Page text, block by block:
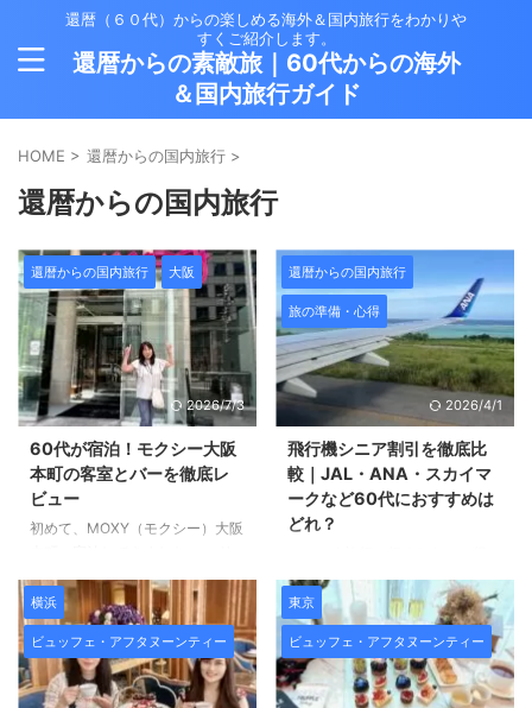
還暦（６０代）からの楽しめる海外＆国内旅行をわかりや
すくご紹介します。
還暦からの素敵旅｜60代からの海外
＆国内旅行ガイド
HOME > 還暦からの国内旅行 >
還暦からの国内旅行
還暦からの国内旅行 大阪
2026/7/3
60代が宿泊！モクシー大阪
本町の客室とバーを徹底レ
ビュー
初めて、MOXY（モクシー）大阪
オットボンヴォイプレミアムカー
ドを持っているので マリオット
系列のホテルに宿泊することが多
いのですが、 今回初めてのモク
シー！ モクシーホテルはマリオ
ット系列の中でも 新しくカジュ
還暦からの国内旅行
旅の準備・心得
2026/4/1
飛行機シニア割引を徹底比
較｜JAL・ANA・スカイマ
ークなど60代におすすめは
どれ？
行きたいですよね。 ６０代以上
になると、シニア割引が使えて
お得に旅行に行けるようになりま
す。 条件はそれぞれあります
が、 知っているのといないので
は大きな差！ しかも、旅行の回
横浜
ビュッフェ・アフタヌーンティー
東京
ビュッフェ・アフタヌーンティー